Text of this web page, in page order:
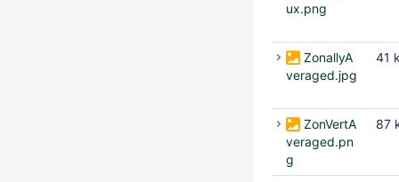
ux.png
ZonallyA
veraged.jpg
41
ZonVertA
veraged.pn
g
87